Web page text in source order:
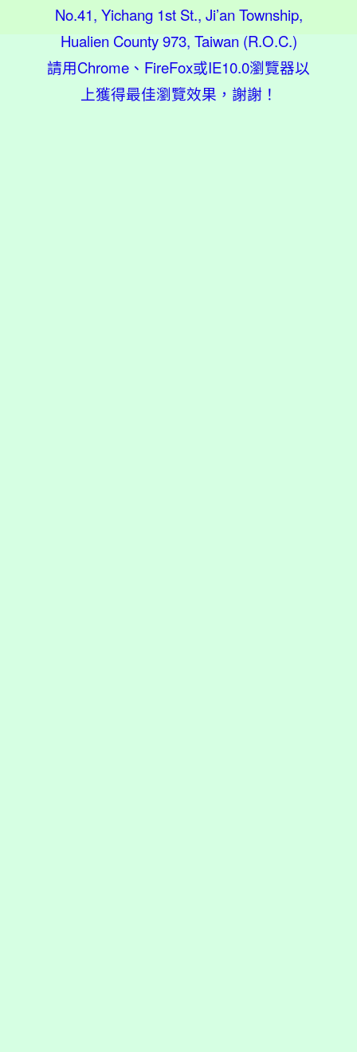
No.41, Yichang 1st St., Ji’an Township,
Hualien County 973, Taiwan (R.O.C.)
請用Chrome 、 FireFox或IE10.0瀏覽器以
上獲得最佳瀏覽效果，謝謝！